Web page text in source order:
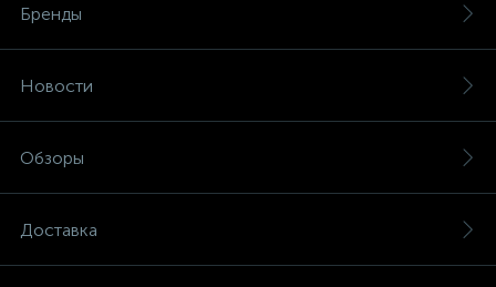
Бренды
Новости
Обзоры
Доставка